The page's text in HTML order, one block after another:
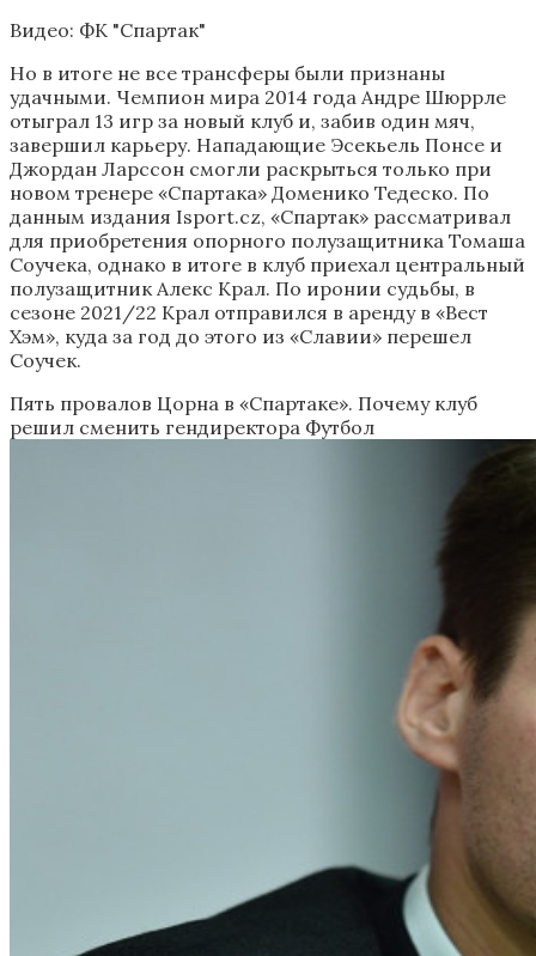
Видео: ФК "Спартак"
Но в итоге не все трансферы были признаны
удачными. Чемпион мира 2014 года Андре Шюррле
отыграл 13 игр за новый клуб и, забив один мяч,
завершил карьеру. Нападающие Эсекьель Понсе и
Джордан Ларсcон смогли раскрыться только при
новом тренере «Спартака» Доменико Тедеско. По
данным издания Isport.cz, «Спартак» рассматривал
для приобретения опорного полузащитника Томаша
Соучека, однако в итоге в клуб приехал центральный
полузащитник Алекс Крал. По иронии судьбы, в
сезоне 2021/22 Крал отправился в аренду в «Вест
Хэм», куда за год до этого из «Славии» перешел
Соучек.
Пять провалов Цорна в «Спартаке». Почему клуб
решил сменить гендиректора Футбол